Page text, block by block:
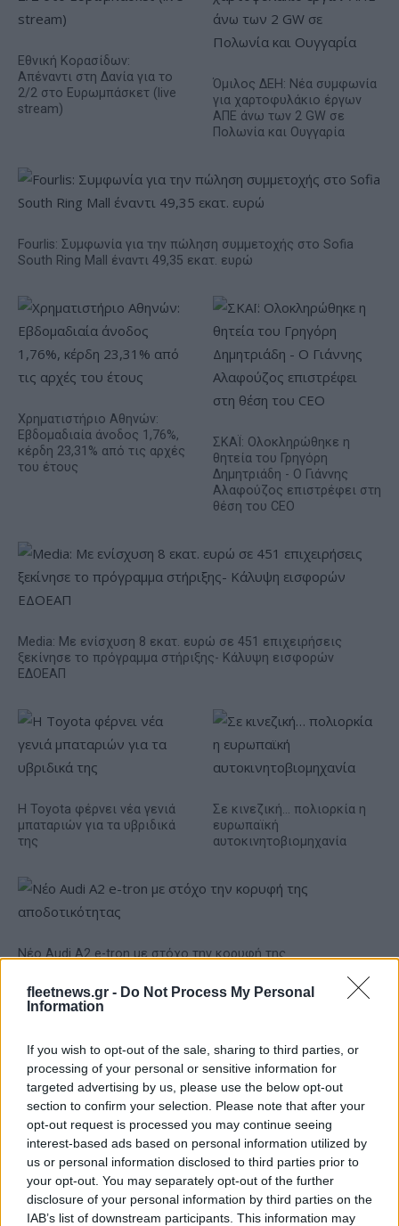
fleetnews.gr - Do Not Process My Personal
Information
If you wish to opt-out of the sale, sharing to third parties, or
processing of your personal or sensitive information for
targeted advertising by us, please use the below opt-out
section to confirm your selection. Please note that after your
opt-out request is processed you may continue seeing
interest-based ads based on personal information utilized by
us or personal information disclosed to third parties prior to
your opt-out. You may separately opt-out of the further
disclosure of your personal information by third parties on the
IAB’s list of downstream participants. This information may
Εθνική Κορασίδων:
Απέναντι στη Δανία για το
2/2 στο Ευρωμπάσκετ (live
stream)
Όμιλος ΔΕΗ: Νέα συμφωνία
για χαρτοφυλάκιο έργων
ΑΠΕ άνω των 2 GW σε
Πολωνία και Ουγγαρία
Fourlis: Συμφωνία για την πώληση συμμετοχής στο Sofia
South Ring Mall έναντι 49,35 εκατ. ευρώ
Χρηματιστήριο Αθηνών:
Εβδομαδιαία άνοδος 1,76%,
κέρδη 23,31% από τις αρχές
του έτους
ΣΚΑΪ: Ολοκληρώθηκε η
θητεία του Γρηγόρη
Δημητριάδη - Ο Γιάννης
Αλαφούζος επιστρέφει στη
θέση του CEO
Media: Με ενίσχυση 8 εκατ. ευρώ σε 451 επιχειρήσεις
ξεκίνησε το πρόγραμμα στήριξης- Κάλυψη εισφορών
ΕΔΟΕΑΠ
Η Toyota φέρνει νέα γενιά
μπαταριών για τα υβριδικά
της
Σε κινεζική… πολιορκία η
ευρωπαϊκή
αυτοκινητοβιομηχανία
Νέο Audi A2 e-tron με στόχο την κορυφή της
Εθνική Παίδων: Απώλεσε
προβάδισμα 13 πόντων και
έχασε 84-89 από το Ισραήλ
Ο Γιάννης Αγραβάνης στον
Βίκο Ιωαννίνων